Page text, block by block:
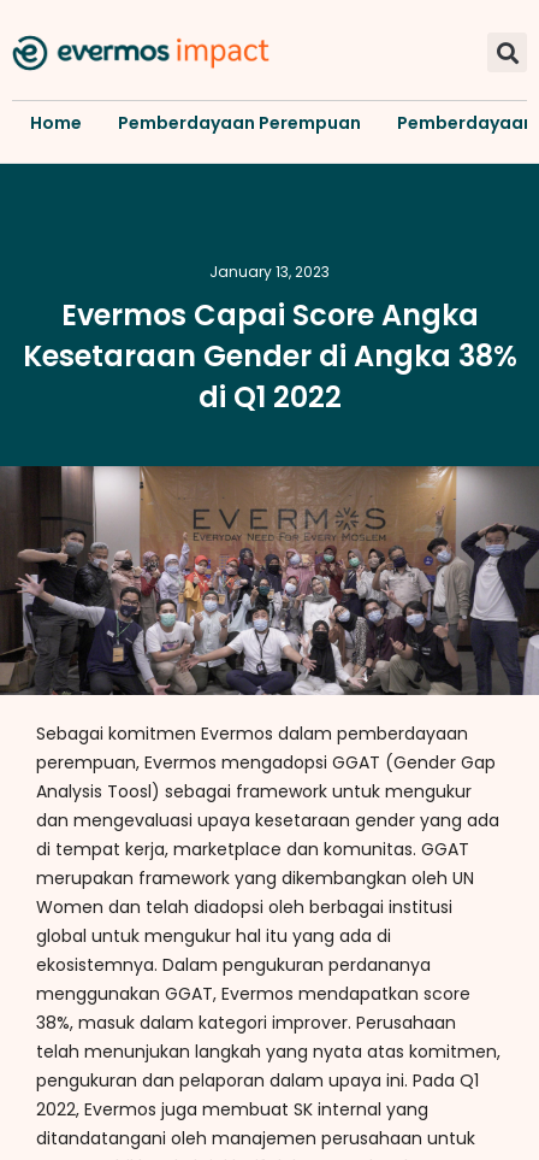
Home Pemberdayaan Perempuan Pemberdayaan
January 13, 2023
Evermos Capai Score Angka
Kesetaraan Gender di Angka 38%
di Q1 2022
Sebagai komitmen Evermos dalam pemberdayaan
perempuan, Evermos mengadopsi GGAT (Gender Gap
Analysis Toosl) sebagai framework untuk mengukur
dan mengevaluasi upaya kesetaraan gender yang ada
di tempat kerja, marketplace dan komunitas. GGAT
merupakan framework yang dikembangkan oleh UN
Women dan telah diadopsi oleh berbagai institusi
global untuk mengukur hal itu yang ada di
ekosistemnya. Dalam pengukuran perdananya
menggunakan GGAT, Evermos mendapatkan score
38%, masuk dalam kategori improver. Perusahaan
telah menunjukan langkah yang nyata atas komitmen,
pengukuran dan pelaporan dalam upaya ini. Pada Q1
2022, Evermos juga membuat SK internal yang
ditandatangani oleh manajemen perusahaan untuk